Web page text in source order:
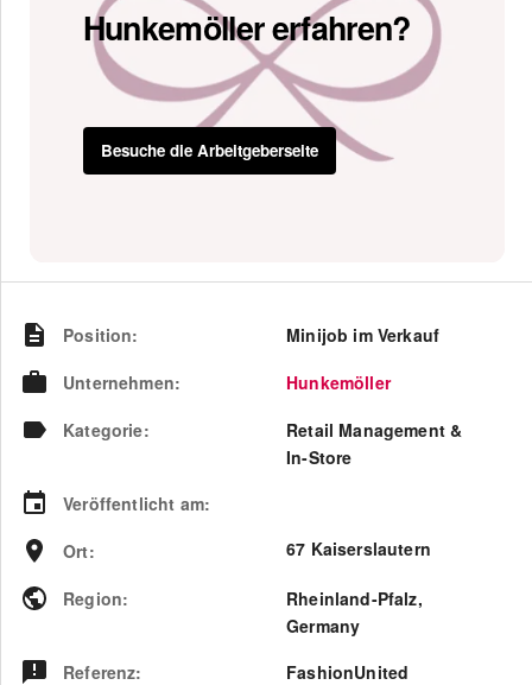
Hunkemöller erfahren?
Besuche die Arbeitgeberseite
Position:
Minijob im Verkauf
Unternehmen:
Hunkemöller
Kategorie:
Retail Management &
In-Store
Veröffentlicht am:
Ort: 67 Kaiserslautern
Region: Rheinland-Pfalz,
Germany
Referenz: FashionUnited